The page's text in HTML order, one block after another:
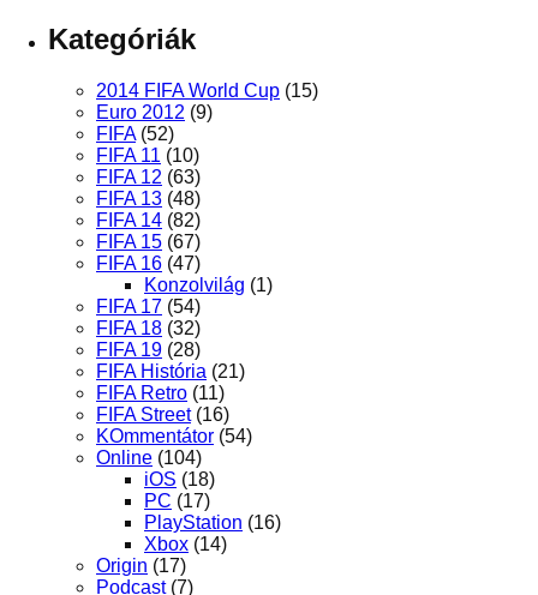
Kategóriák
2014 FIFA World Cup (15)
Euro 2012 (9)
FIFA(52)
FIFA 11 (10)
FIFA 12 (63)
FIFA 13 (48)
FIFA 14 (82)
FIFA 15 (67)
FIFA 16 (47)
Konzolvilág (1)
FIFA 17 (54)
FIFA 18 (32)
FIFA 19 (28)
FIFA História (21)
FIFA Retro (11)
FIFA Street(16)
KOmmentátor (54)
Online (104)
iOS (18)
PC (17)
PlayStation (16)
Xbox (14)
Origin (17)
Podcast(7)